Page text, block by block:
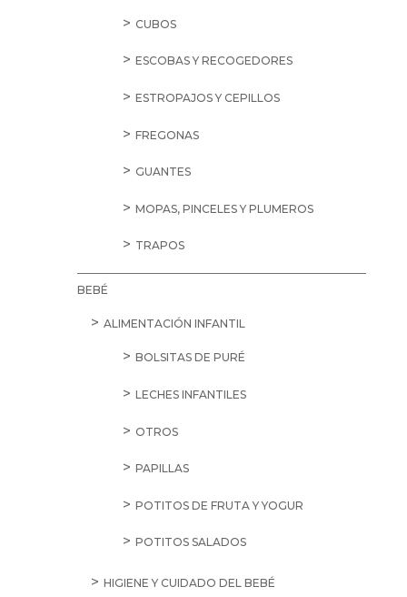
CUBOS
ESCOBAS Y RECOGEDORES
ESTROPAJOS Y CEPILLOS
FREGONAS
GUANTES
MOPAS, PINCELES Y PLUMEROS
TRAPOS
BEBÉ
ALIMENTACIÓN INFANTIL
BOLSITAS DE PURÉ
LECHES INFANTILES
OTROS
PAPILLAS
POTITOS DE FRUTA Y YOGUR
POTITOS SALADOS
HIGIENE Y CUIDADO DEL BEBÉ